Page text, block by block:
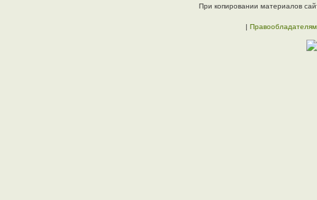
При копировании материалов
| Правообладателям